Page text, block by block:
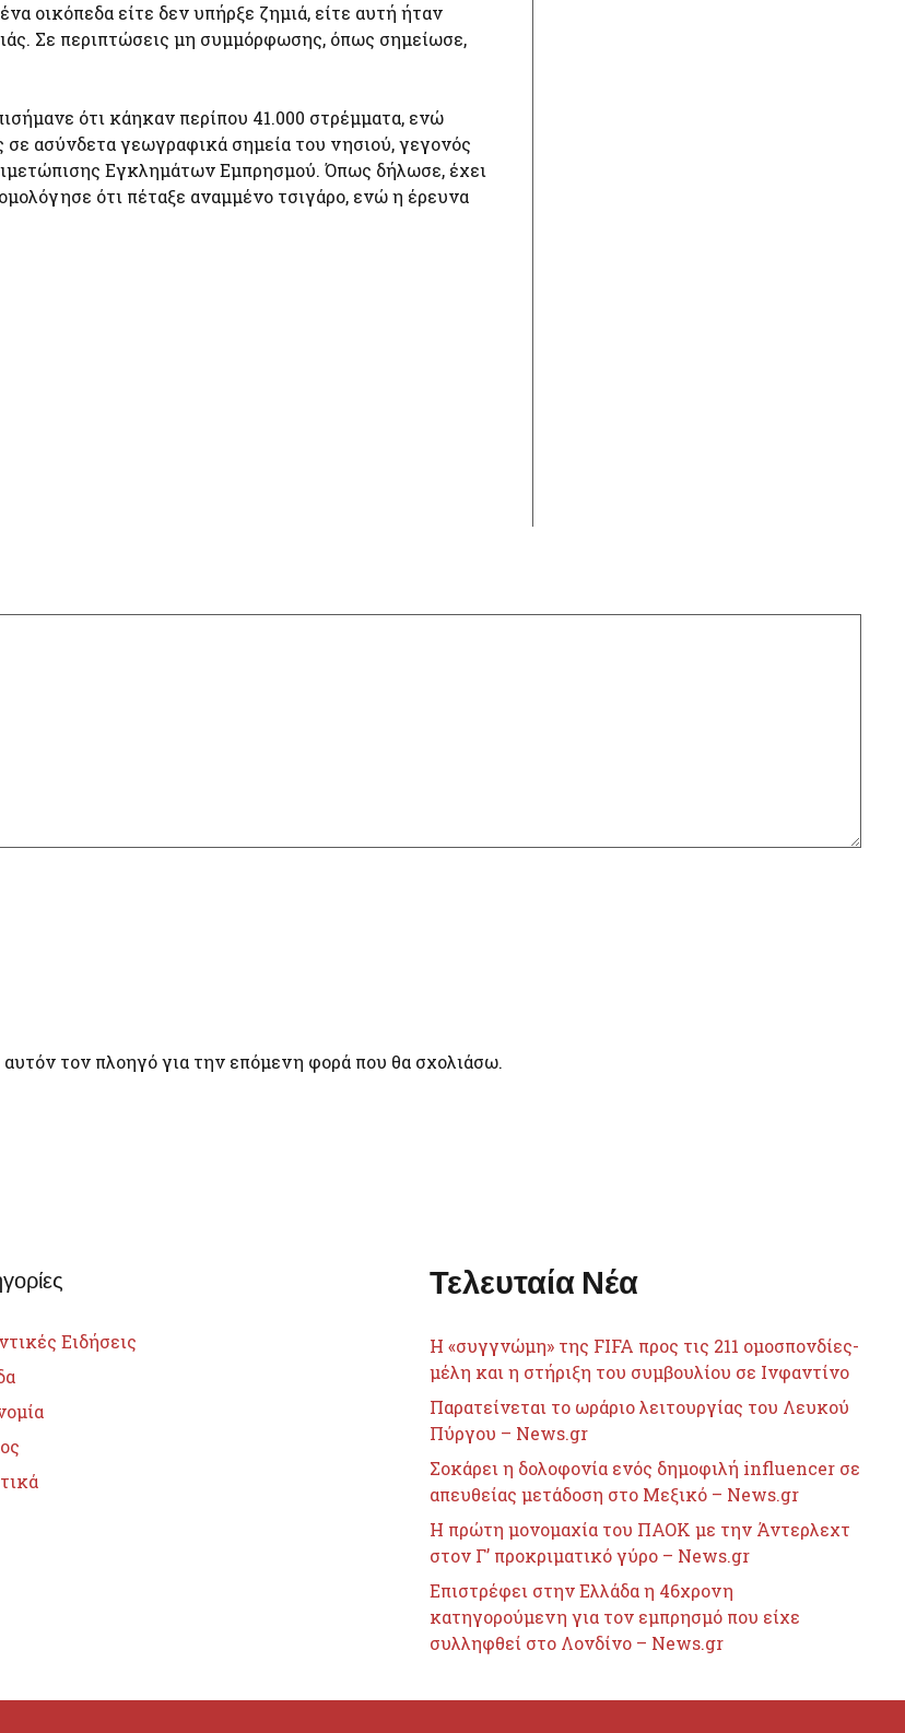
οικόπεδα είτε δεν υπήρξε ζημιά, είτε αυτή ήταν
Σε περιπτώσεις μη συμμόρφωσης, όπως σημείωσε,
ότι κάηκαν περίπου 41.000 στρέμματα, ενώ
ασύνδετα γεωγραφικά σημεία του νησιού, γεγονός
Εγκλημάτων Εμπρησμού. Όπως δήλωσε, έχει
ότι πέταξε αναμμένο τσιγάρο, ενώ η έρευνα
τον πλοηγό για την επόμενη φορά που θα σχολιάσω.
Ειδήσεις
Τελευταία Νέα
Η «συγγνώμη» της FIFA προς τις 211 ομοσπονδίες-
μέλη και η στήριξη του συμβουλίου σε Ινφαντίνο
Παρατείνεται το ωράριο λειτουργίας του Λευκού
Πύργου – News.gr
Σοκάρει η δολοφονία ενός δημοφιλή influencer σε
απευθείας μετάδοση στο Μεξικό – News.gr
Η πρώτη μονομαχία του ΠΑΟΚ με την Άντερλεχτ
στον Γ’ προκριματικό γύρο – News.gr
Επιστρέφει στην Ελλάδα η 46χρονη
κατηγορούμενη για τον εμπρησμό που είχε
συλληφθεί στο Λονδίνο – News.gr